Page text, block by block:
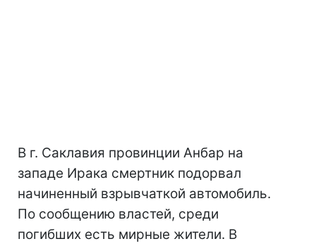
В г. Саклавия провинции Анбар на
западе Ирака смертник подорвал
начиненный взрывчаткой автомобиль.
По сообщению властей, среди
погибших есть мирные жители. В